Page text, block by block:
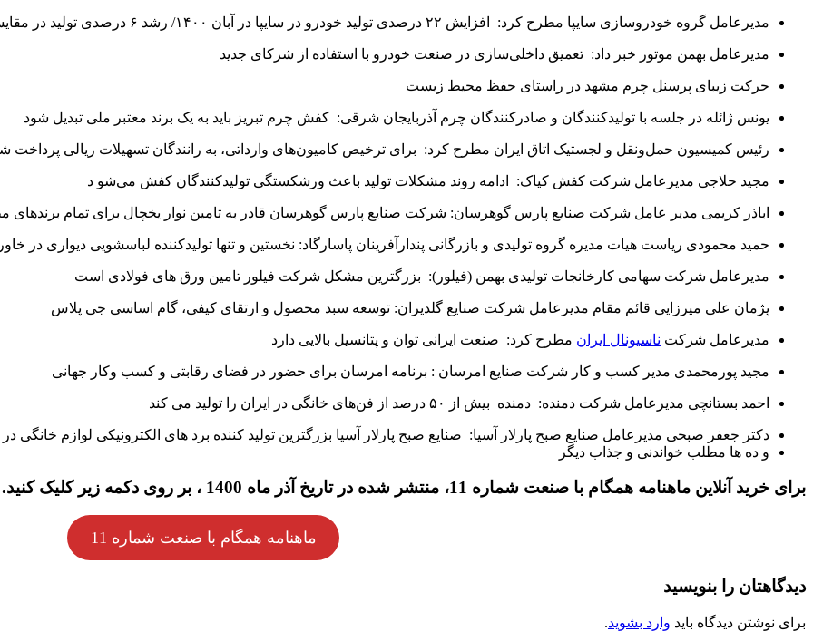
مدیرعامل گروه خودروسازی سایپا مطرح کرد: افزایش ۲۲ درصدی تولید خودرو در سایپا در آبان ۱۴۰۰/ رشد ۶ درصدی تولید در مقایسه با مدت مشابه سال گذشته
مدیرعامل بهمن موتور خبر داد: تعمیق داخلی‌سازی در صنعت خودرو با استفاده از شرکای جدید
حرکت زیبای پرسنل چرم مشهد در راستای حفظ محیط زیست
یونس ژائله در جلسه با تولیدکنندگان و صادرکنندگان چرم آذربایجان شرقی: کفش چرم تبریز باید به یک برند معتبر ملی تبدیل شود
رئیس کمیسیون حمل‌ونقل و لجستیک اتاق ایران مطرح کرد: برای ترخیص کامیون‌های وارداتی، به رانندگان تسهیلات ریالی پرداخت
مجید حلاجی مدیرعامل شرکت کفش کیاک: ادامه روند مشکلات تولید باعث ورشکستگی تولیدکنندگان کفش می‌شو د
اباذر کریمی مدیر عامل شرکت صنایع پارس گوهرسان: شرکت صنایع پارس گوهرسان قادر به تامین نوار یخچال برای تمام
حمید محمودی ریاست هیات مدیره گروه تولیدی و بازرگانی پندارآفرینان پاسارگاد: نخستین و تنها تولیدکننده لباسشویی دیواری در
مدیرعامل شرکت سهامی کارخانجات تولیدی بهمن (فیلور): بزرگترین مشکل شرکت فیلور تامین ورق های فولادی است
پژمان علی میرزایی قائم مقام مدیرعامل شرکت صنایع گلدیران: توسعه سبد محصول و ارتقای کیفی، گام اساسی جی پلاس
مدیرعامل شرکت ناسیونال ایران مطرح کرد: صنعت ایرانی توان و پتانسیل بالایی دارد
مجید پورمحمدی مدیر کسب و کار شرکت صنایع امرسان : برنامه امرسان برای حضور در فضای رقابتی و کسب وکار جهانی
احمد بستانچی مدیرعامل شرکت دمنده: دمنده بیش از ۵۰ درصد از فن‌های خانگی در ایران را تولید می کند
دکتر جعفر صبحی مدیرعامل صنایع صبح پارلار آسیا: صنایع صبح پارلار آسیا بزرگترین تولید کننده برد های الکترونیکی لوازم خانگی
و ده ها مطلب خواندنی و جذاب دیگر
برای خرید آنلاین ماهنامه همگام با صنعت شماره 11، منتشر شده در تاریخ آذر ماه 1400 ، بر روی دکمه زیر کلیک کنید.
ماهنامه همگام با صنعت شماره 11
دیدگاهتان را بنویسید
برای نوشتن دیدگاه باید وارد بشوید.